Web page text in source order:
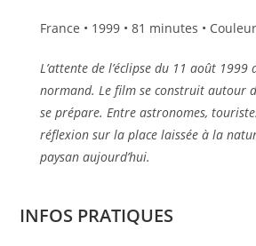
France • 1999 • 81 minutes • Couleur
L’attente de l’éclipse du 11 août 1999
normand. Le film se construit autour
se prépare. Entre astronomes,
réflexion sur la place laissée à la
paysan aujourd’hui.
INFOS PRATIQUES